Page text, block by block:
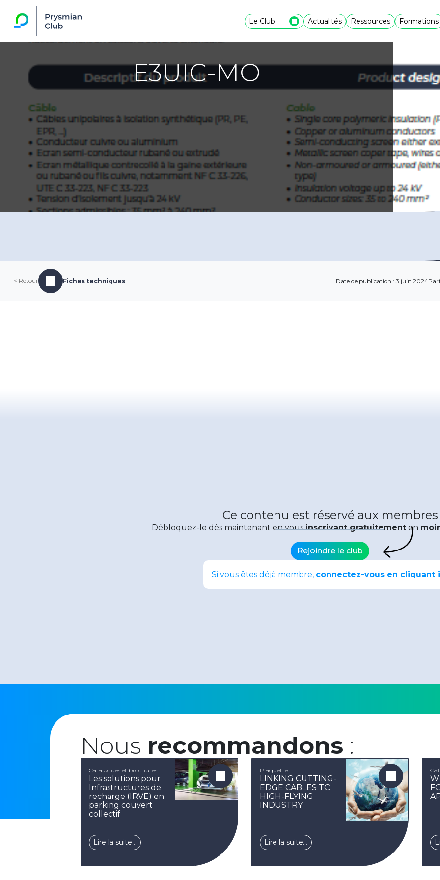
Le Club Actualités Ressources Formations
E3UIC-MO
< Retour Fiches techniques
Ce contenu est réservé aux membres
Débloquez-le dès maintenant en vousinscrivant gratuitement en
Rejoindre le club
Si vous êtes déjà membre, connectez-vous en cliquant
Date de publication : 3 juin 2024
Nous recommandons :
Catalogues et brochures
Les solutions pour
Infrastructures de
recharge (IRVE) en
parking couvert
collectif
Lire la suite…
Plaquette
LINKING CUTTING-
EDGE CABLES TO
HIGH-FLYING
INDUSTRY
Lire la suite…